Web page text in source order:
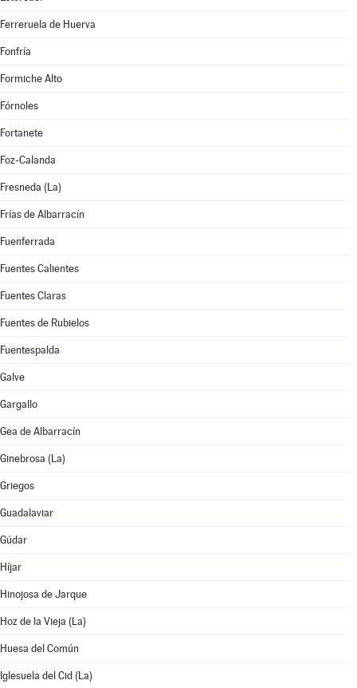
Ferreruela de Huerva
Fonfría
Formiche Alto
Fórnoles
Fortanete
Foz-Calanda
Fresneda (La)
Frías de Albarracín
Fuenferrada
Fuentes Calientes
Fuentes Claras
Fuentes de Rubielos
Fuentespalda
Galve
Gargallo
Gea de Albarracín
Ginebrosa (La)
Griegos
Guadalaviar
Gúdar
Híjar
Hinojosa de Jarque
Hoz de la Vieja (La)
Huesa del Común
Iglesuela del Cid (La)